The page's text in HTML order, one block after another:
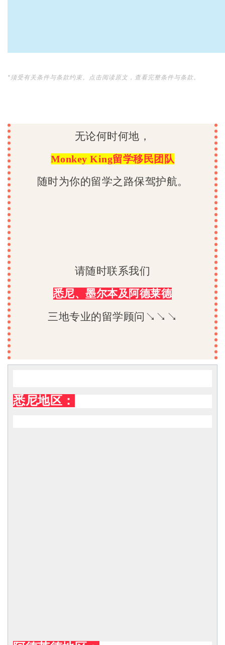
*须受有关条件与条款约束。点击阅读原文，查看完整条件与条款。
无论何时何地，
Monkey King留学移民团队
随时为你的留学之路保驾护航。
请随时联系我们
悉尼、墨尔本及阿德莱德
三地专业的留学顾问↘↘↘
悉尼地区：